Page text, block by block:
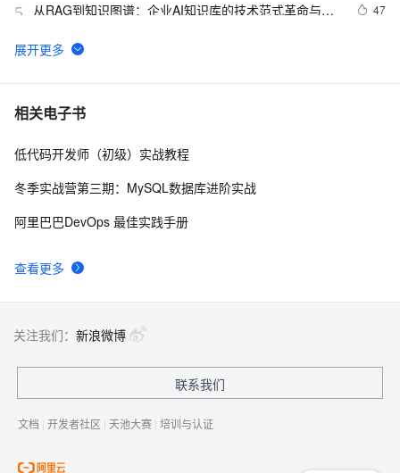
5
从RAG到知识图谱：企业AI知识库的技术范式革命与未
47
6
阿里云 OSS 向量 Bucket 正式商业化，提升 AI 应用效
7 【推荐几款实用的网盘资源搜索引擎】
8 具身智能爆发背后，存储如何成为关键基础设施？
考、能办事，存储即智能
相关电子书
查看更多
低代码开发师（初级）实战教程
冬季实战营第三期：MySQL数据库进阶实战
阿里巴巴DevOps 最佳实践手册
关注我们： 新浪微博
联系我们
文档 | 开发者社区 | 天池大赛 | 培训与认证